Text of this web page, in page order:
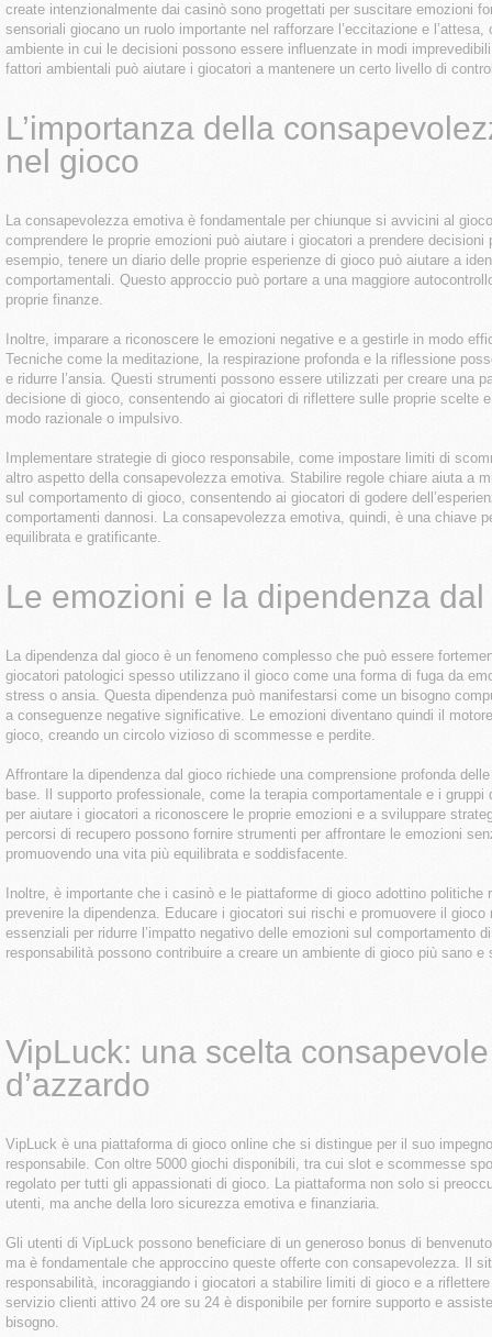
create intenzionalmente dai casinò sono progettati per suscitare emozioni
sensoriali giocano un ruolo importante nel rafforzare l’eccitazione e l’attesa,
ambiente in cui le decisioni possono essere influenzate in modi
fattori ambientali può aiutare i giocatori a mantenere un certo livello di
L’importanza della
nel gioco
La consapevolezza emotiva è fondamentale per chiunque si avvicini al
comprendere le proprie emozioni può aiutare i giocatori a prendere
esempio, tenere un diario delle proprie esperienze di gioco può aiutare a
comportamentali. Questo approccio può portare a una maggiore
proprie finanze.
Inoltre, imparare a riconoscere le emozioni negative e a gestirle in modo
Tecniche come la meditazione, la respirazione profonda e la riflessione
e ridurre l’ansia. Questi strumenti possono essere utilizzati per creare una
decisione di gioco, consentendo ai giocatori di riflettere sulle proprie scelte
modo razionale o impulsivo.
Implementare strategie di gioco responsabile, come impostare limiti di
altro aspetto della consapevolezza emotiva. Stabilire regole chiare aiuta a
sul comportamento di gioco, consentendo ai giocatori di godere
comportamenti dannosi. La consapevolezza emotiva, quindi, è una chiave
equilibrata e gratificante.
Le emozioni e la dipendenza
La dipendenza dal gioco è un fenomeno complesso che può essere
giocatori patologici spesso utilizzano il gioco come una forma di fuga da
stress o ansia. Questa dipendenza può manifestarsi come un bisogno
a conseguenze negative significative. Le emozioni diventano quindi il
gioco, creando un circolo vizioso di scommesse e perdite.
Affrontare la dipendenza dal gioco richiede una comprensione profonda
base. Il supporto professionale, come la terapia comportamentale e i
per aiutare i giocatori a riconoscere le proprie emozioni e a sviluppare
percorsi di recupero possono fornire strumenti per affrontare le emozioni
promuovendo una vita più equilibrata e soddisfacente.
Inoltre, è importante che i casinò e le piattaforme di gioco adottino politiche
prevenire la dipendenza. Educare i giocatori sui rischi e promuovere il
essenziali per ridurre l’impatto negativo delle emozioni sul comportamento
responsabilità possono contribuire a creare un ambiente di gioco più sano e
VipLuck: una scelta
d’azzardo
VipLuck è una piattaforma di gioco online che si distingue per il suo
responsabile. Con oltre 5000 giochi disponibili, tra cui slot e scommesse
regolato per tutti gli appassionati di gioco. La piattaforma non solo si
utenti, ma anche della loro sicurezza emotiva e finanziaria.
Gli utenti di VipLuck possono beneficiare di un generoso bonus di
ma è fondamentale che approccino queste offerte con consapevolezza. Il
responsabilità, incoraggiando i giocatori a stabilire limiti di gioco e a
servizio clienti attivo 24 ore su 24 è disponibile per fornire supporto e
bisogno.